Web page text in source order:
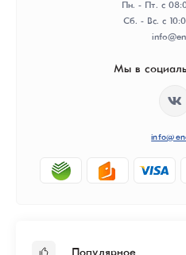
Пн. - Пт. с
Сб. - Вс. с
Мы в
Популярное